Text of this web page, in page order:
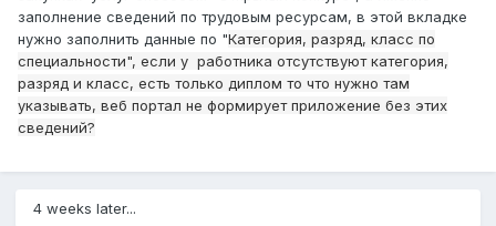
заполнение сведений по трудовым ресурсам, в этой вкладке
нужно заполнить данные по "Категория, разряд, класс по
специальности", если у работника отсутствуют категория,
разряд и класс, есть только диплом то что нужно там
указывать, веб портал не формирует приложение без этих
сведений?
4 weeks later...